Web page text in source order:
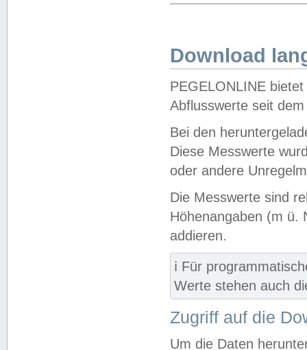
Download
PEGELONLINE
Abflusswerte seit
Bei den
Diese Messwerte
oder andere
Die Messwerte sind
Höhenangaben (m ü.
addieren.
ℹ️ Für
Werte stehen auch
Zugriff auf die
Um die Daten